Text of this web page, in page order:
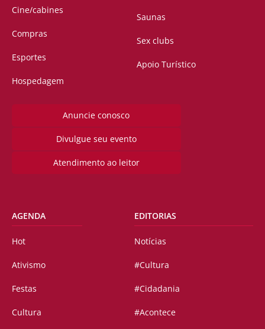
Cine/cabines
Compras
Esportes
Hospedagem
Saunas
Sex clubs
Apoio Turístico
Anuncie conosco
Divulgue seu evento
Atendimento ao leitor
AGENDA
Hot
Ativismo
Festas
Cultura
EDITORIAS
Notícias
#Cultura
#Cidadania
#Acontece